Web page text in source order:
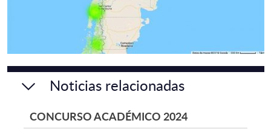
Noticias relacionadas
CONCURSO ACADÉMICO 2024